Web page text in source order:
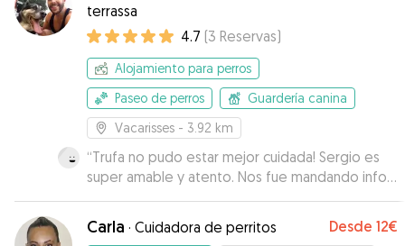
terrassa
4.7 (3 Reservas)
Alojamiento para perros
Paseo de perros
Guardería canina
Vacarisses - 3.92 km
“Trufa no pudo estar mejor cuidada! Sergio es
super amable y atento. Nos fue mandando info y
fotos del estado de la perrina. Trufa volvió a
casa como si la que hubiera estado de
vacaciones fuera ella... Si volvemos a irnos en
Carla · Cuidadora de perritos Desde 12€